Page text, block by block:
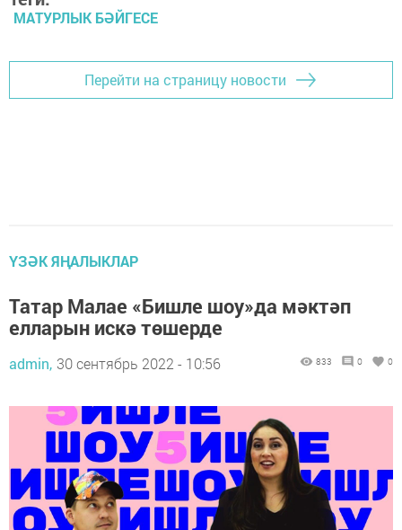
МАТУРЛЫК БӘЙГЕСЕ
Перейти на страницу новости
ҮЗӘК ЯҢАЛЫКЛАР
Татар Малае «Бишле шоу»да мәктәп
елларын искә төшерде
admin, 30 сентябрь 2022 - 10:56 833 0 0